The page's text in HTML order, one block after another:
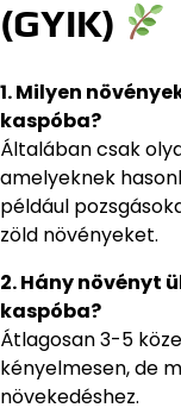
(GYIK)
1. Milyen
kaspóba?
Általában csak
amelyeknek
például
zöld növényeket.
2. Hány növényt
kaspóba?
Átlagosan 3-5
kényelmesen, de
növekedéshez.